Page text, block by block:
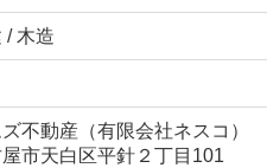
/ 木造
不動産（有限会社ネスコ）
市天白区平針２丁目101